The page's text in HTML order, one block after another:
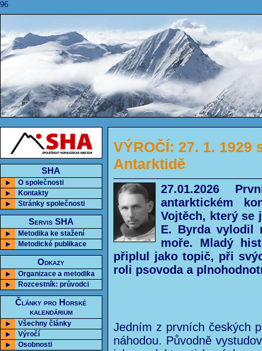
96
SHA
O společnosti
Kontakty
Stránky společnosti
Servis SHA
Metodika ke stažení
Metodické publikace
Odkazy
Organizace a metodika
Rozcestník: průvodci
Články pro Horské
kalendárium
Všechny články
Výročí
Osobnosti
VÝROČÍ: 27. 1.
Antarktidě
27.01.2026
antarktickém
Vojtěch, který se
E. Byrda vylodil
moře. Mladý
připlul jako topič, při
roli psovoda a
Jedním z prvních českých
náhodou. Původně